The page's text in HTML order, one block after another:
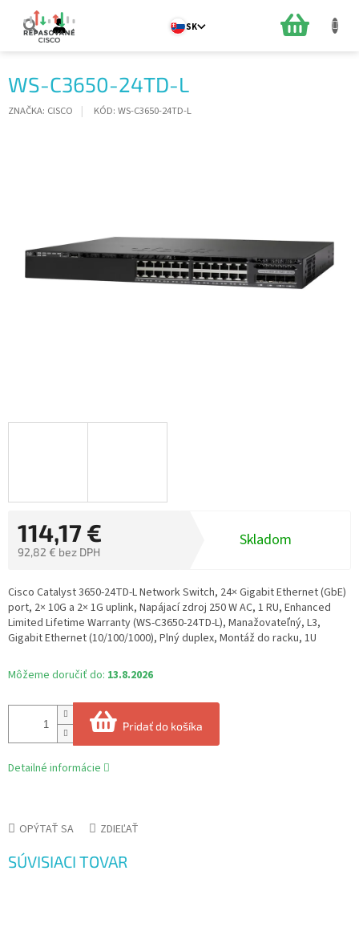
obsah
SK
WS-C3650-24TD-L
ZNAČKA: CISCO KÓD: WS-C3650-24TD-L
114,17 €
92,82 € bez DPH
cena:
Skladom
Môžeme doručiť do: 13.8.2026
Pridať do košíka
Cisco Catalyst 3650-24TD-L Network Switch, 24× Gigabit Ethernet (GbE)
port, 2× 10G a 2× 1G uplink, Napájací zdroj 250 W AC, 1 RU, Enhanced
Limited Lifetime Warranty (WS-C3650-24TD-L), Manažovateľný, L3,
Gigabit Ethernet (10/100/1000), Plný duplex, Montáž do racku, 1U
Detailné informácie
OPÝTAŤ SA ZDIEĽAŤ
SÚVISIACI TOVAR